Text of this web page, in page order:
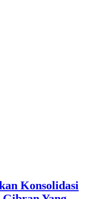
Konsolidasi